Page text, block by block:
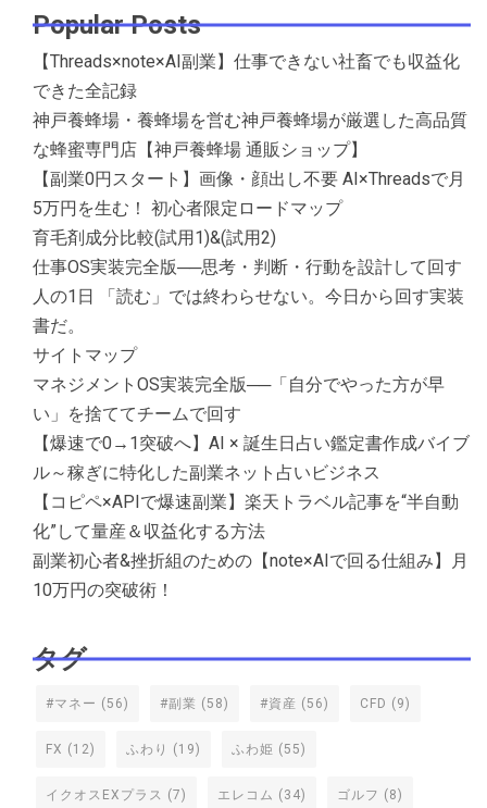
Popular Posts
【Threads×note×AI副業】仕事できない社畜でも収益化
できた全記録
神戸養蜂場・養蜂場を営む神戸養蜂場が厳選した高品質
な蜂蜜専門店【神戸養蜂場 通販ショップ】
【副業0円スタート】画像・顔出し不要 AI×Threadsで月
5万円を生む！ 初心者限定ロードマップ
育毛剤成分比較(試用1)&(試用2)
仕事OS実装完全版──思考・判断・行動を設計して回す
人の1日 「読む」では終わらせない。今日から回す実装
書だ。
サイトマップ
マネジメントOS実装完全版──「自分でやった方が早
い」を捨ててチームで回す
【爆速で0→1突破へ】AI × 誕生日占い鑑定書作成バイブ
ル～稼ぎに特化した副業ネット占いビジネス
【コピペ×APIで爆速副業】楽天トラベル記事を“半自動
化”して量産＆収益化する方法
副業初心者&挫折組のための【note×AIで回る仕組み】月
10万円の突破術！
タグ
#マネー (56) #副業 (58) #資産 (56) CFD (9)
FX (12) ふわり (19) ふわ姫 (55)
イクオスEXプラス (7) エレコム (34) ゴルフ (8)